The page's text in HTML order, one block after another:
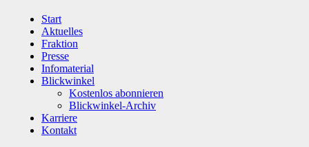
Start
Aktuelles
Fraktion
Presse
Infomaterial
Blickwinkel
Kostenlos abonnieren
Blickwinkel-Archiv
Karriere
Kontakt